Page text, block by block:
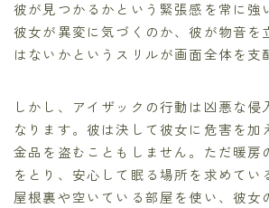
彼が見つかるかという緊張感を常に強
彼女が異変に気づくのか、彼が物音を
はないかというスリルが画面全体を支
しかし、アイザックの行動は凶悪な侵
なります。彼は決して彼女に危害を加
金品を盗むこともしません。ただ暖房
をとり、安心して眠る場所を求めてい
屋根裏や空いている部屋を使い、彼女